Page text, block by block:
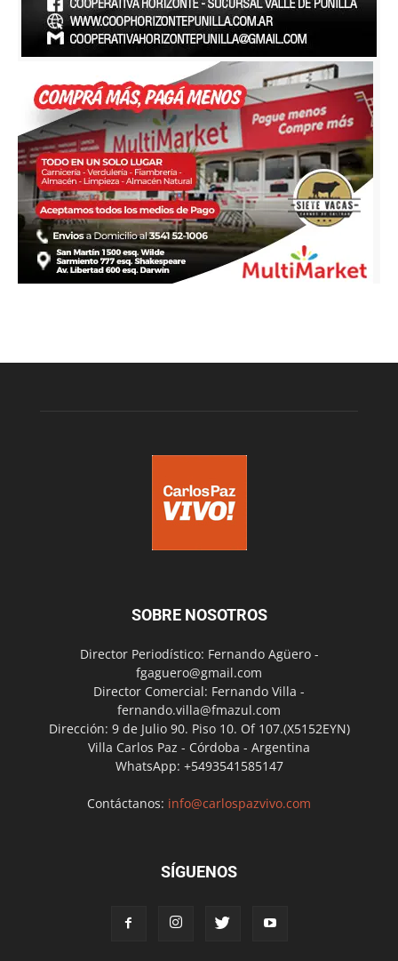
SOBRE NOSOTROS
Director Periodístico: Fernando Agüero -
fgaguero@gmail.com
Director Comercial: Fernando Villa -
fernando.villa@fmazul.com
Dirección: 9 de Julio 90. Piso 10. Of 107.(X5152EYN)
Villa Carlos Paz - Córdoba - Argentina
WhatsApp: +5493541585147
Contáctanos: info@carlospazvivo.com
SÍGUENOS